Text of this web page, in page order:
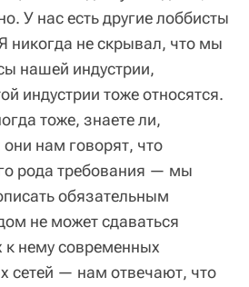
У нас есть другие лоббисты
никогда не скрывал, что мы
нашей индустрии,
индустрии тоже относятся.
тоже, знаете ли,
нам говорят, что
рода требования — мы
обязательным
не может сдаваться
нему современных
сетей — нам отвечают, что